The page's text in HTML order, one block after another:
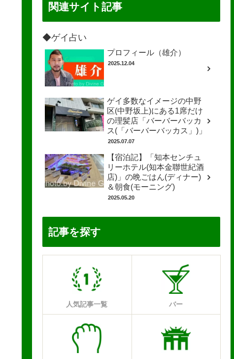
関連サイト記事
◆ゲイ占い
プロフィール（雄介）
2025.12.04
ゲイ多数なイメージの中野
区(中野坂上)にある1席だけ
の理髪店「バーバーバッカ
ス(「バーバーバッカス」)」
2025.07.07
【宿泊記】「知本センチュ
リーホテル(知本金聯世紀酒
店)」の晩ごはん(ディナー)
＆朝食(モーニング)
2025.05.20
記事を探す
人気記事一覧 バー